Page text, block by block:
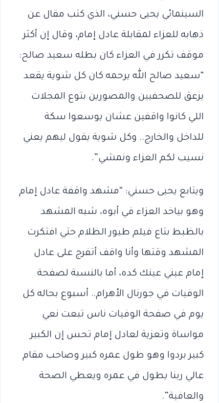
السينمائي يحيى حسني، الذي كتب مقال عن
ذهابه للعزاء لمقابلة عادل إمام، وقال إن أكثر
موقف تكرر في العزاء كان بطله سعيد صالح:
“سعيد صالح الله يرحمه كان كل شوية يقعد
يزعق للصحفيين والمصورين بتوع المجلات
اللي كانوا واقفين عشان يوسعوا سكة
للداخل والخارج.. وكل شوية يقول ليهم يعني
نسيب لكم العزاء ونمشي”.
ويتابع يحيى حسني: “مشهد واقفة عادل إمام
وهو بياخد العزاء في أبوه، شبه المشهد
بالظبط بتاع فيلم طيور الظلام حتي افتكرت
المشهد وقتها وأنا واقف أتفرج على عادل
إمام عيني عينك كده، أما بالنسبة لصفحة
الوفيات في جورنال الأهرام.. أسبوع بحاله كل
يوم في صفحة الوفيات ناس تبعت نعي
مواساة وتعزية لعادل إمام تحس إن الكبير
كبير بردوا وهو طول عمره كبير وصاحب مقام
عالي ربنا يطول في عمره ويعطي الصحة
والعافية”.